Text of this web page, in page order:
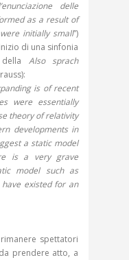
delle
as a result of
initially small”)
di una sinfonia
Also sprach
is of recent
were essentially
theory of relativity
developments in
a static model
is a very grave
model such as
have existed for an
spettatori
prendere atto, a